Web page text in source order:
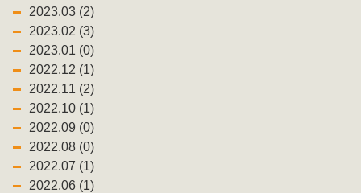
2023.03 (2)
2023.02 (3)
2023.01 (0)
2022.12 (1)
2022.11 (2)
2022.10 (1)
2022.09 (0)
2022.08 (0)
2022.07 (1)
2022.06 (1)